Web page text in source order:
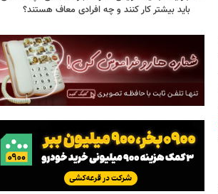
باید بیشتر کار کنند و چه افرادی معاف هستند؟